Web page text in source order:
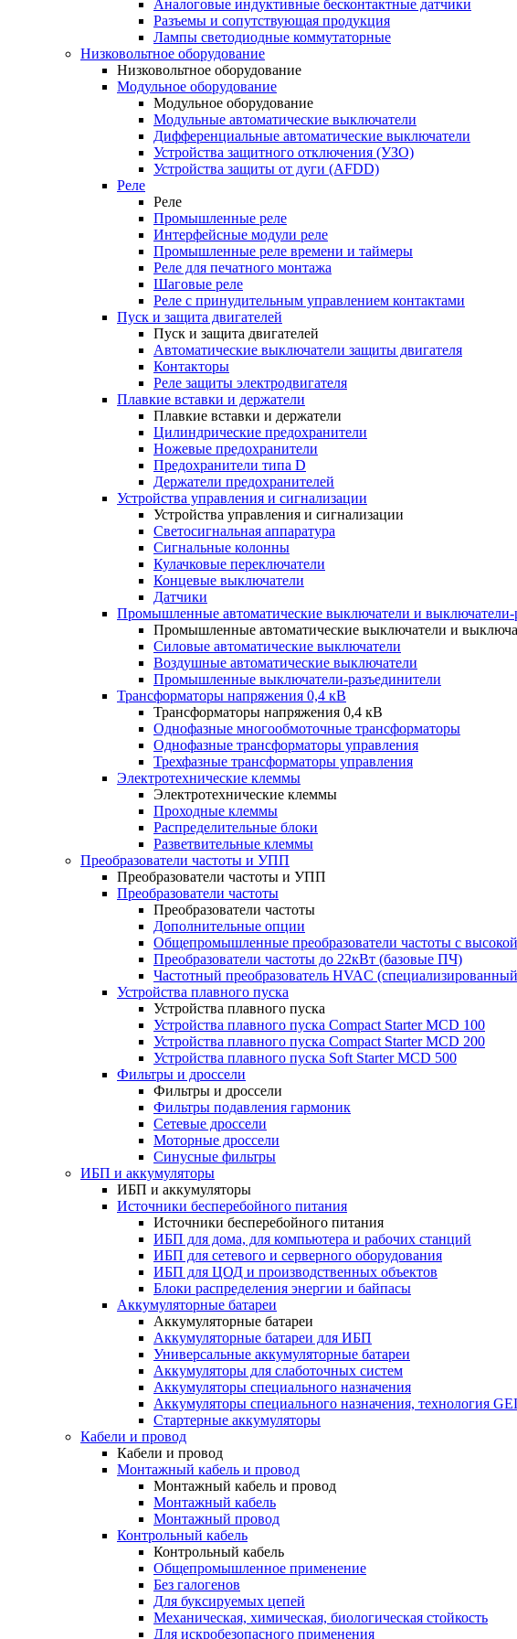
Аналоговые индуктивные бесконтактные датчики
Разъемы и сопутствующая продукция
Лампы светодиодные коммутаторные
Низковольтное оборудование
Низковольтное оборудование
Модульное оборудование
Модульное оборудование
Модульные автоматические выключатели
Дифференциальные автоматические выключатели
Устройства защитного отключения (УЗО)
Устройства защиты от дуги (AFDD)
Реле
Реле
Промышленные реле
Интерфейсные модули реле
Промышленные реле времени и таймеры
Реле для печатного монтажа
Шаговые реле
Реле с принудительным управлением контактами
Пуск и защита двигателей
Пуск и защита двигателей
Автоматические выключатели защиты двигателя
Контакторы
Реле защиты электродвигателя
Плавкие вставки и держатели
Плавкие вставки и держатели
Цилиндрические предохранители
Ножевые предохранители
Предохранители типа D
Держатели предохранителей
Устройства управления и сигнализации
Устройства управления и сигнализации
Светосигнальная аппаратура
Сигнальные колонны
Кулачковые переключатели
Концевые выключатели
Датчики
Промышленные автоматические выключатели и выключатели-
Промышленные автоматические выключатели и
Силовые автоматические выключатели
Воздушные автоматические выключатели
Промышленные выключатели-разъединители
Трансформаторы напряжения 0,4 кВ
Трансформаторы напряжения 0,4 кВ
Однофазные многообмоточные трансформаторы
Однофазные трансформаторы управления
Трехфазные трансформаторы управления
Электротехнические клеммы
Электротехнические клеммы
Проходные клеммы
Распределительные блоки
Разветвительные клеммы
Преобразователи частоты и УПП
Преобразователи частоты и УПП
Преобразователи частоты
Преобразователи частоты
Дополнительные опции
Общепромышленные преобразователи частоты с высокой
Преобразователи частоты до 22кВт (базовые ПЧ)
Частотный преобразователь HVAC
Устройства плавного пуска
Устройства плавного пуска
Устройства плавного пуска Compact Starter MCD 100
Устройства плавного пуска Compact Starter MCD 200
Устройства плавного пуска Soft Starter MCD 500
Фильтры и дроссели
Фильтры и дроссели
Фильтры подавления гармоник
Сетевые дроссели
Моторные дроссели
Синусные фильтры
ИБП и аккумуляторы
ИБП и аккумуляторы
Источники бесперебойного питания
Источники бесперебойного питания
ИБП для дома, для компьютера и рабочих станций
ИБП для сетевого и серверного оборудования
ИБП для ЦОД и производственных объектов
Блоки распределения энергии и байпасы
Аккумуляторные батареи
Аккумуляторные батареи
Аккумуляторные батареи для ИБП
Универсальные аккумуляторные батареи
Аккумуляторы для слаботочных систем
Аккумуляторы специального назначения
Аккумуляторы специального назначения, технология
Стартерные аккумуляторы
Кабели и провод
Кабели и провод
Монтажный кабель и провод
Монтажный кабель и провод
Монтажный кабель
Монтажный провод
Контрольный кабель
Контрольный кабель
Общепромышленное применение
Без галогенов
Для буксируемых цепей
Механическая, химическая, биологическая стойкость
Для искробезопасного применения